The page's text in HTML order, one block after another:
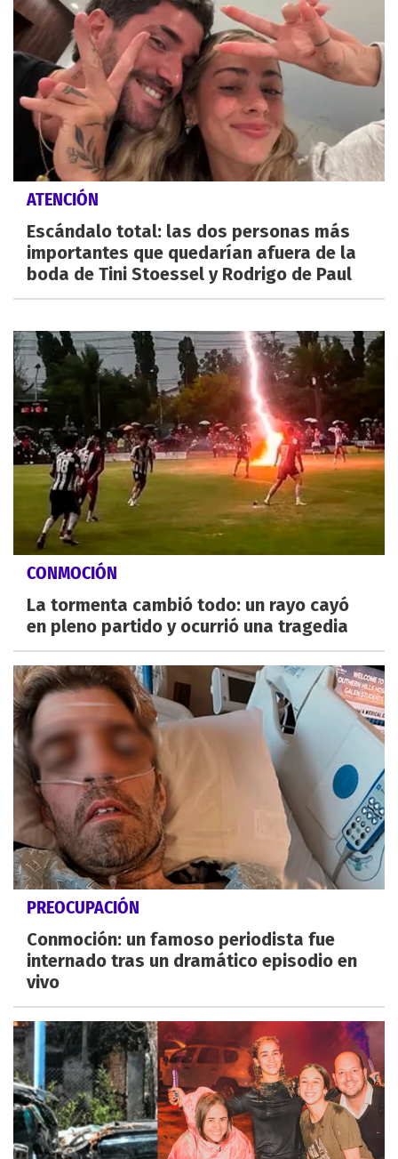
ATENCIÓN
Escándalo total: las dos personas más
importantes que quedarían afuera de la
boda de Tini Stoessel y Rodrigo de Paul
CONMOCIÓN
La tormenta cambió todo: un rayo cayó
en pleno partido y ocurrió una tragedia
PREOCUPACIÓN
Conmoción: un famoso periodista fue
internado tras un dramático episodio en
vivo